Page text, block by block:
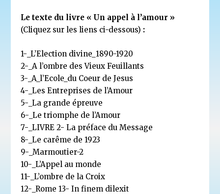
Le texte du livre « Un appel à l’amour »
(Cliquez sur les liens ci-dessous) :
1-_L’Election divine_1890-1920
2-_A l’ombre des Vieux Feuillants
3-_A_l’Ecole_du Coeur de Jesus
4-_Les Entreprises de l’Amour
5-_La grande épreuve
6-_Le triomphe de l’Amour
7-_LIVRE 2- La préface du Message
8-_Le carême de 1923
9-_Marmoutier-2
10-_L’Appel au monde
11-_L’ombre de la Croix
12-_Rome13- In finem dilexit